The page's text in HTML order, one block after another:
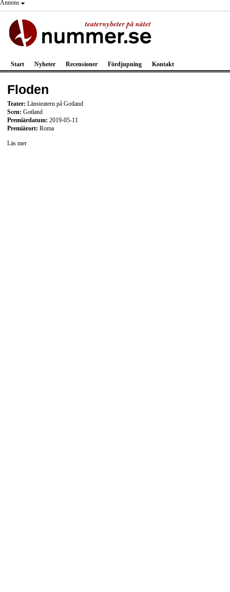
Annons
Start Nyheter Recensioner Fördjupning Kontakt
Floden
Teater: Länsteatern på Gotland
Scen: Gotland
Premiärdatum: 2019-05-11
Premiärort: Roma
Läs mer